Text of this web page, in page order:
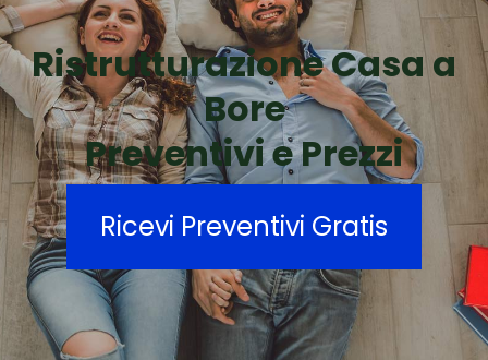
Ristrutturazione Casa a
Bore
Preventivi e Prezzi
Ricevi Preventivi Gratis